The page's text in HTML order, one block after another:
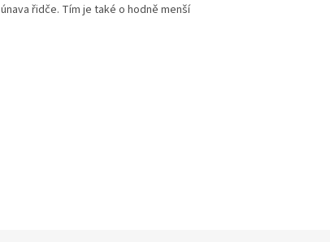
řidče. Tím je také o hodně menší